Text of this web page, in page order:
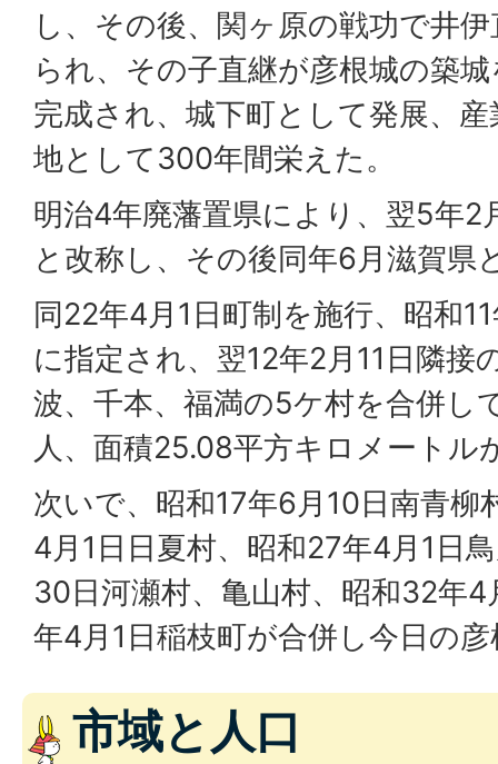
し、その後、関ヶ原の戦功で井
られ、その子直継が彦根城の築
完成され、城下町として発展、
地として300年間栄えた。
明治4年廃藩置県により、翌5年2
と改称し、その後同年6月滋賀県
同22年4月1日町制を施行、昭和
に指定され、翌12年2月11日隣接
波、千本、福満の5ケ村を合併し
人、面積25.08平方キロメートル
次いで、昭和17年6月10日南青柳
4月1日日夏村、昭和27年4月1日
30日河瀬村、亀山村、昭和32年
年4月1日稲枝町が合併し今日の
市域と人口